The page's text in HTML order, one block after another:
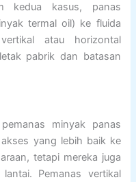
kedua kasus, panas
termal oil) ke fluida
atau horizontal
pabrik dan batasan
minyak panas
yang lebih baik ke
tetapi mereka juga
Pemanas vertikal